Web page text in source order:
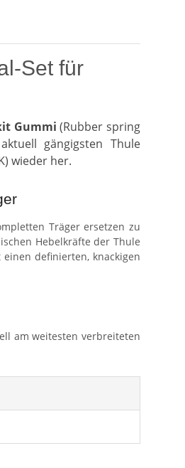
Set für
Gummi (Rubber spring
gängigsten Thule
wieder her.
Träger ersetzen zu
Hebelkräfte der Thule
definierten, knackigen
am weitesten verbreiteten